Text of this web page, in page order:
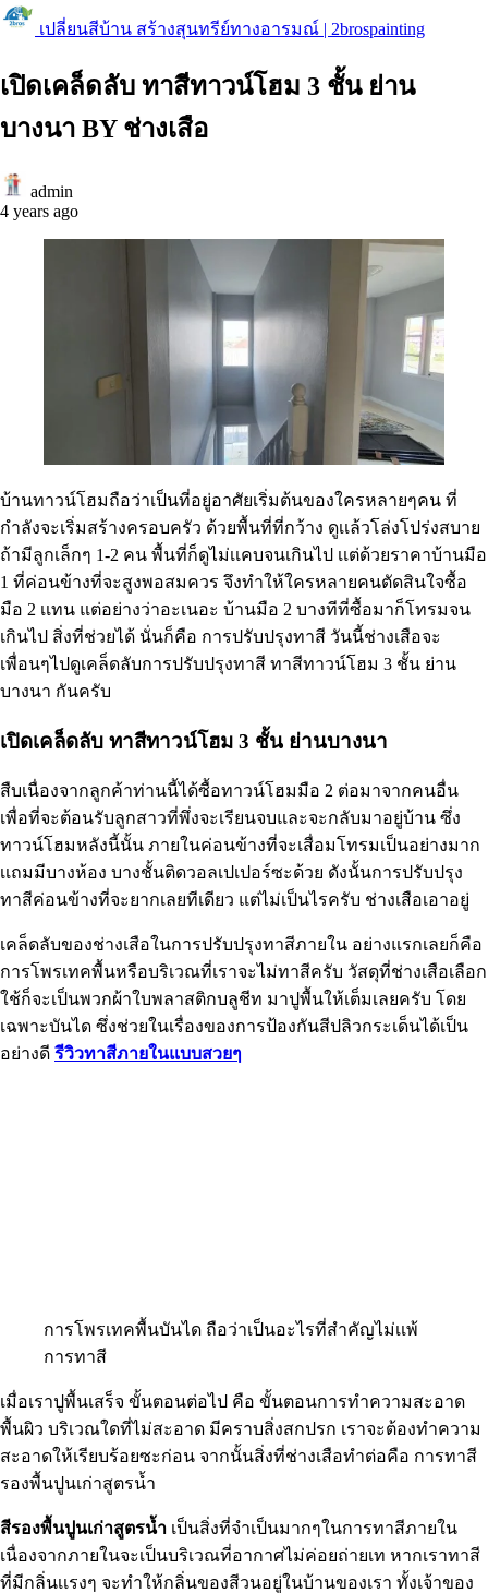
เปลี่ยนสีบ้าน สร้างสุนทรีย์ทางอารมณ์ | 2brospainting
เปิดเคล็ดลับ ทาสีทาวน์โฮม 3 ชั้น ย่าน
บางนา BY ช่างเสือ
admin
4 years ago
บ้านทาวน์โฮมถือว่าเป็นที่อยู่อาศัยเริ่มต้นของใครหลายๆคน ที่
กำลังจะเริ่มสร้างครอบครัว ด้วยพื้นที่ที่กว้าง ดูเเล้วโล่งโปร่งสบาย
ถ้ามีลูกเล็กๆ 1-2 คน พื้นที่ก็ดูไม่เเคบจนเกินไป เเต่ด้วยราคาบ้านมือ
1 ที่ค่อนข้างที่จะสูงพอสมควร จึงทำให้ใครหลายคนตัดสินใจซื้อ
มือ 2 เเทน แต่อย่างว่าอะเนอะ บ้านมือ 2 บางทีที่ซื้อมาก็โทรมจน
เกินไป สิ่งที่ช่วยได้ นั่นก็คือ การปรับปรุงทาสี วันนี้ช่างเสือจะ
เพื่อนๆไปดูเคล็ดลับการปรับปรุงทาสี ทาสีทาวน์โฮม 3 ชั้น ย่าน
บางนา กันครับ
เปิดเคล็ดลับ ทาสีทาวน์โฮม 3 ชั้น ย่านบางนา
สืบเนื่องจากลูกค้าท่านนี้ได้ซื้อทาวน์โฮมมือ 2 ต่อมาจากคนอื่น
เพื่อที่จะต้อนรับลูกสาวที่พึ่งจะเรียนจบและจะกลับมาอยู่บ้าน ซึ่ง
ทาวน์โฮมหลังนี้นั้น ภายในค่อนข้างที่จะเสื่อมโทรมเป็นอย่างมาก
เเถมมีบางห้อง บางชั้นติดวอลเปเปอร์ซะด้วย ดังนั้นการปรับปรุง
ทาสีค่อนข้างที่จะยากเลยทีเดียว แต่ไม่เป็นไรครับ ช่างเสือเอาอยู่
เคล็ดลับของช่างเสือในการปรับปรุงทาสีภายใน อย่างแรกเลยก็คือ
การโพรเทคพื้นหรือบริเวณที่เราจะไม่ทาสีครับ วัสดุที่ช่างเสือเลือก
ใช้ก็จะเป็นพวกผ้าใบพลาสติกบลูชีท มาปูพื้นให้เต็มเลยครับ โดย
เฉพาะบันได ซึ่งช่วยในเรื่องของการป้องกันสีปลิวกระเด็นได้เป็น
อย่างดี รีวิวทาสีภายในแบบสวยๆ
การโพรเทคพื้นบันได ถือว่าเป็นอะไรที่สำคัญไม่เเพ้
การทาสี
เมื่อเราปูพื้นเสร็จ ขั้นตอนต่อไป คือ ขั้นตอนการทำความสะอาด
พื้นผิว บริเวณใดที่ไม่สะอาด มีคราบสิ่งสกปรก เราจะต้องทำความ
สะอาดให้เรียบร้อยซะก่อน จากนั้นสิ่งที่ช่างเสือทำต่อคือ การทาสี
รองพื้นปูนเก่าสูตรน้ำ
สีรองพื้นปูนเก่าสูตรน้ำ เป็นสิ่งที่จำเป็นมากๆในการทาสีภายใน
เนื่องจากภายในจะเป็นบริเวณที่อากาศไม่ค่อยถ่ายเท หากเราทาสี
ที่มีกลิ่นเเรงๆ จะทำให้กลิ่นของสีวนอยู่ในบ้านของเรา ทั้งเจ้าของ